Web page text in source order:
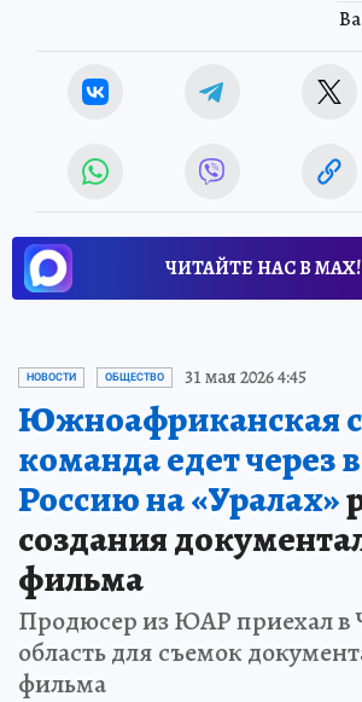
ЧИТАЙТЕ НАС В МАХ!
НОВОСТИ ОБЩЕСТВО 31 мая 2026 4:45
Южноафриканская
команда едет через
Россию на «Уралах»
создания
фильма
Продюсер из ЮАР приехал в
область для съемок
фильма